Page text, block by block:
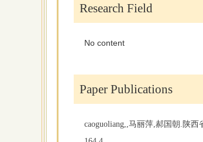
Research Field
No content
Paper Publications
caoguoliang,,马丽萍,郝国朝.陕